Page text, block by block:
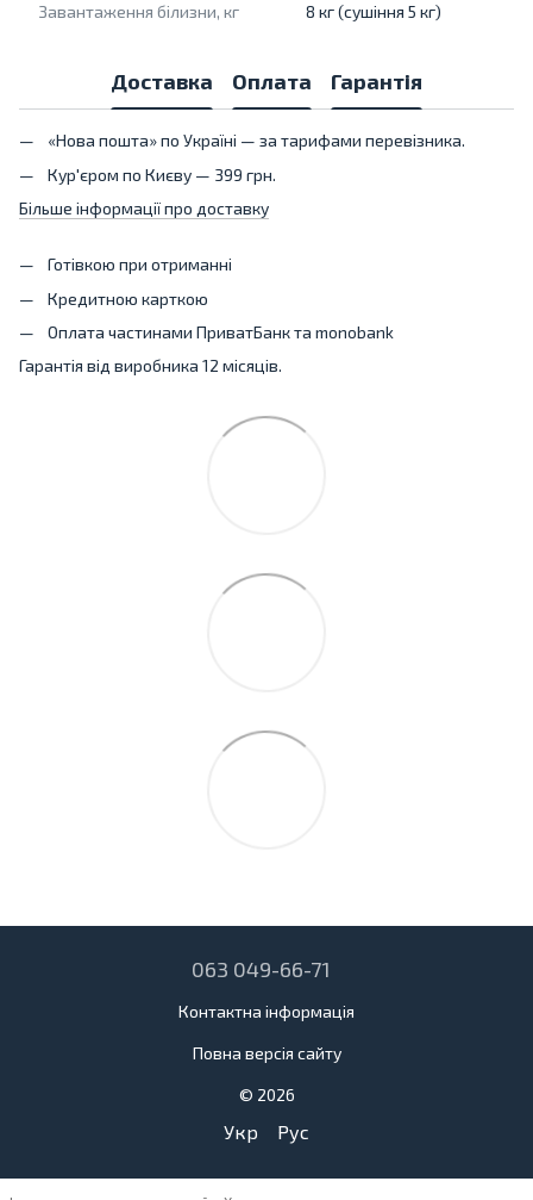
Завантаження білизни, кг 8 кг (сушіння 5 кг)
Доставка Оплата Гарантія
«Нова пошта» по Україні — за тарифами перевізника.
Кур'єром по Києву — 399 грн.
Більше інформації про доставку
Готівкою при отриманні
Кредитною карткою
Оплата частинами ПриватБанк та monobank
Гарантія від виробника 12 місяців.
063 049-66-71
Контактна інформація
Повна версія сайту
© 2026
Укр Рус